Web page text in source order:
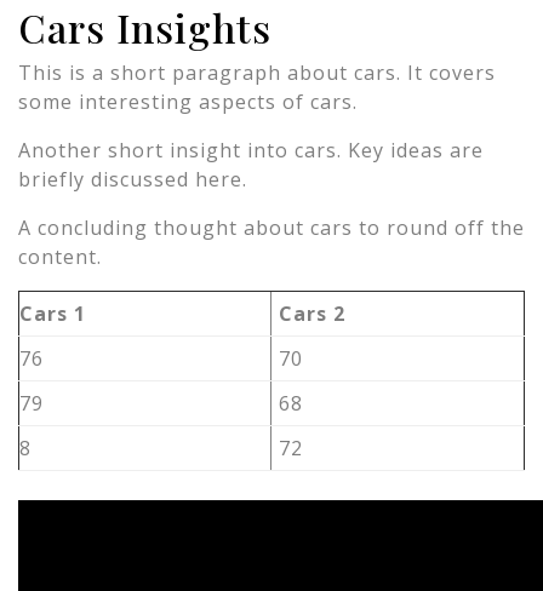
Cars Insights
This is a short paragraph about cars. It covers
some interesting aspects of cars.
Another short insight into cars. Key ideas are
briefly discussed here.
A concluding thought about cars to round off the
content.
Cars 1
Cars 2
76
70
79
68
8
72